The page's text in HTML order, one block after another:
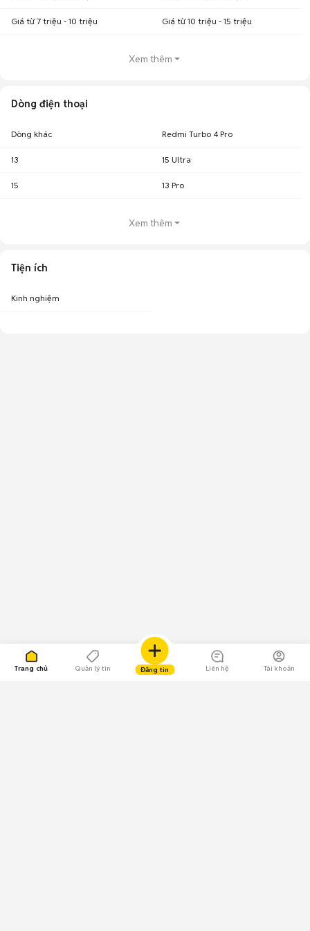
Trang chủ Quản lý tin Đăng tin Liên hệ Tài khoản
Giá từ 7 triệu - 10 triệu Giá từ 10 triệu - 15 triệu
Xem thêm
Dòng điện thoại
Dòng khác Redmi Turbo 4 Pro
13 15 Ultra
15 13 Pro
Xem thêm
Tiện ích
Kinh nghiệm